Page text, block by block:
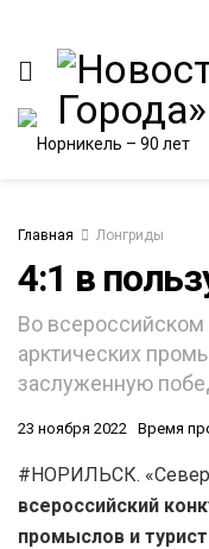
Главная Лонгриды
4:1 в
Во
арктических
заслуженную
23 ноября 2022 Время
#НОРИЛЬСК.
всероссийский
промыслов и